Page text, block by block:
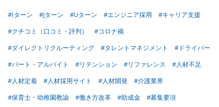
#Iターン #Jターン #Uターン #エンジニア採用
#キャリア支援
#クチコミ（口コミ・評判）
#コロナ禍
#ダイレクトリクルーティング
#タレントマネジメント
#ドライバー
#パート・アルバイト
#リテンション #リファレンス
#人材不足
#人材定着
#人材採用サイト #人材開発
#介護業界
#保育士・幼稚園教諭
#働き方改革 #助成金
#募集要項